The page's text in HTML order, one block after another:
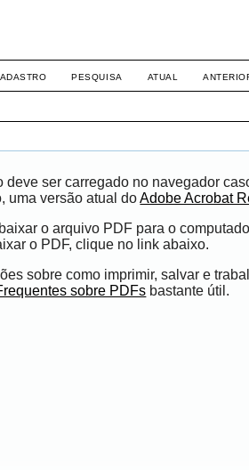
PESQUISA ATUAL
ser carregado no navegador
uma versão atual doAdobe Acrobat
o arquivo PDF para o
o PDF, clique no link abaixo.
sobre como imprimir, salvar e
sobre PDFs bastante útil.